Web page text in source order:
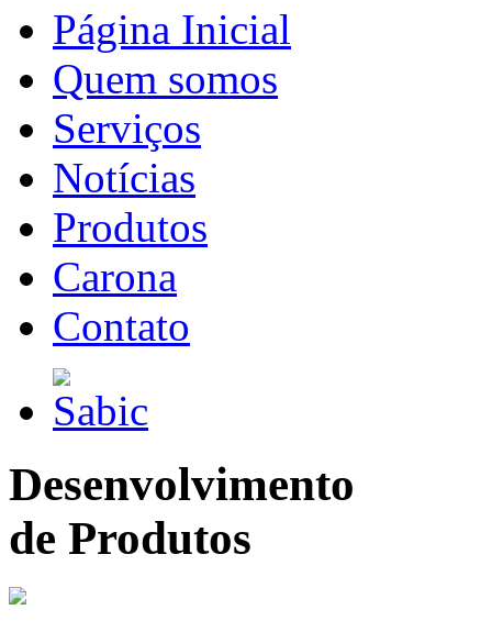
Página Inicial
Quem somos
Serviços
Notícias
Produtos
Carona
Contato
Desenvolvimento
de Produtos